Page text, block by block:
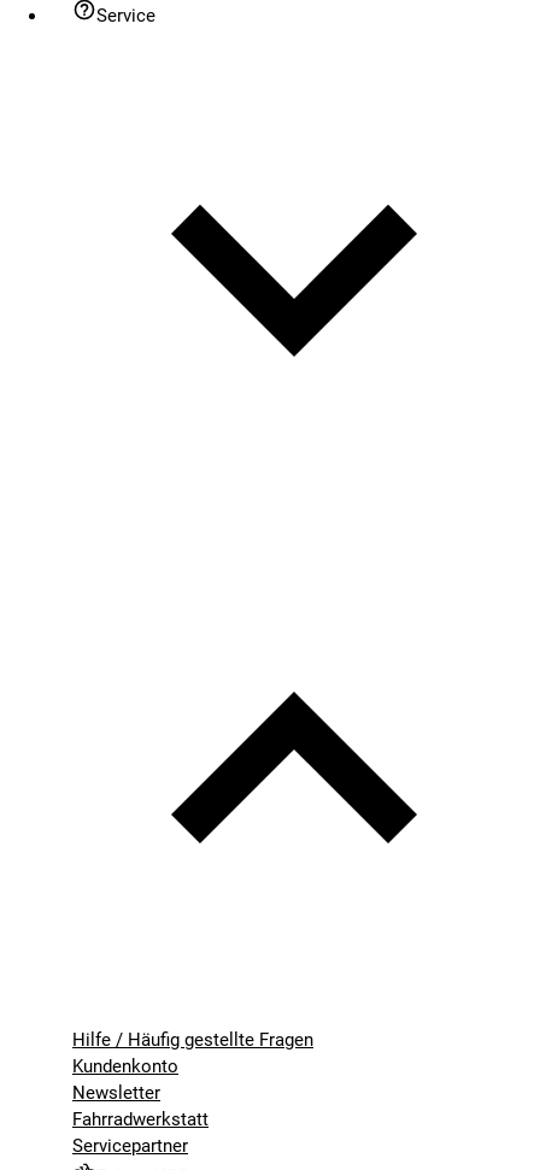
Service
Hilfe / Häufig gestellte Fragen
Kundenkonto
Newsletter
Fahrradwerkstatt
Servicepartner